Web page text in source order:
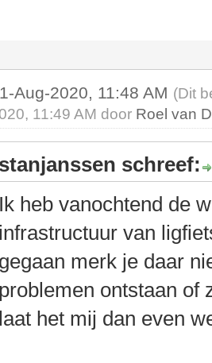
Aug-2020, 11:48 AM (Dit
11:49 AM door Roel van
stanjanssen schreef:
Ik heb vanochtend de
infrastructuur van
gegaan merk je daar
problemen ontstaan of
laat het mij dan even